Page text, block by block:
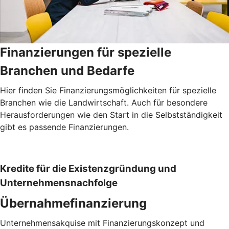
Finanzierungen für spezielle
Branchen und Bedarfe
Hier finden Sie Finanzierungsmöglichkeiten für spezielle
Branchen wie die Landwirtschaft. Auch für besondere
Herausforderungen wie den Start in die Selbstständigkeit
gibt es passende Finanzierungen.
Kredite für die Existenzgründung und
Unternehmensnachfolge
Übernahmefinanzierung
Unternehmensakquise mit Finanzierungskonzept und